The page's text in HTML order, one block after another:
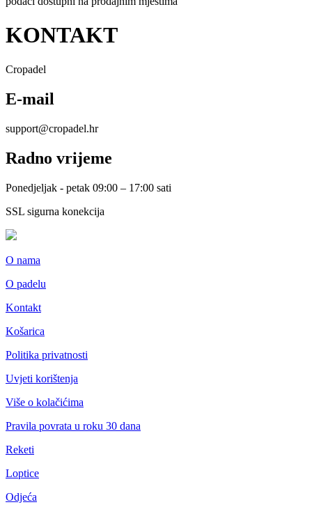
KONTAKT
Cropadel
E-mail
support@cropadel.hr
Radno vrijeme
Ponedjeljak - petak 09:00 – 17:00 sati
SSL sigurna konekcija
O nama
O padelu
Kontakt
Košarica
Politika privatnosti
Uvjeti korištenja
Više o kolačićima
Pravila povrata u roku 30 dana
Reketi
Loptice
Odjeća